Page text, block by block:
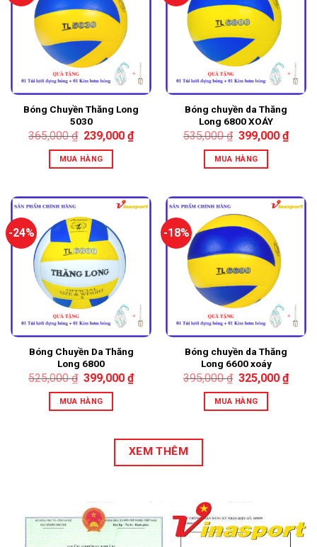
Bóng Chuyền Thăng Long
5030
365,000₫ 239,000 ₫
MUA HÀNG
Bóng chuyền da Thăng
Long 6800 XOÁY
535,000₫ 399,000 ₫
MUA HÀNG
-24%
Bóng Chuyền Da Thăng
Long 6800
525,000₫ 399,000 ₫
MUA HÀNG
-18%
Bóng chuyền da Thăng
Long 6600 xoáy
395,000₫ 325,000 ₫
MUA HÀNG
XEM THÊM